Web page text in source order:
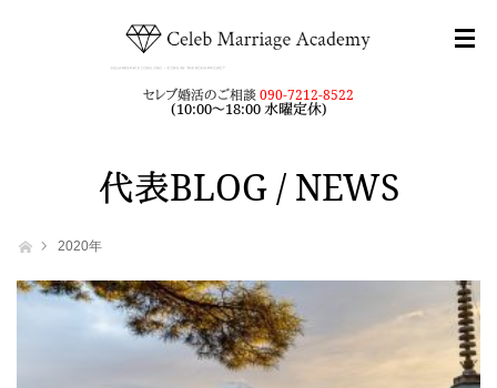
セレブ婚活のご相談090-7212-8522
(10:00～18:00 水曜定休)
代表BLOG / NEWS
ホーム2020年